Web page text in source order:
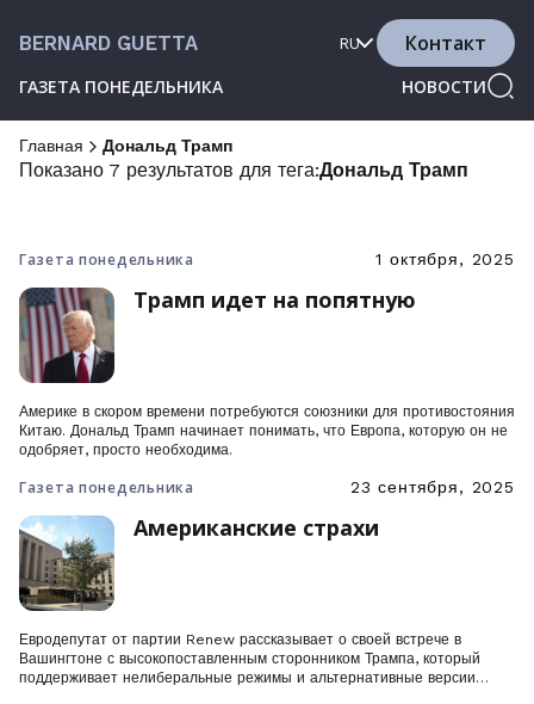
BERNARD GUETTA
ГАЗЕТА ПОНЕДЕЛЬНИКА НОВОСТИ
RU Контакт
Главная Дональд Трамп
Показано 7 результатов для тега:Дональд Трамп
Газета понедельника 1 октября, 2025
Трамп идет на попятную
Америке в скором времени потребуются союзники для противостояния
Китаю. Дональд Трамп начинает понимать, что Европа, которую он не
одобряет, просто необходима.
Газета понедельника 23 сентября, 2025
Американские страхи
Евродепутат от партии Renew рассказывает о своей встрече в
Вашингтоне с высокопоставленным сторонником Трампа, который
поддерживает нелиберальные режимы и альтернативные версии